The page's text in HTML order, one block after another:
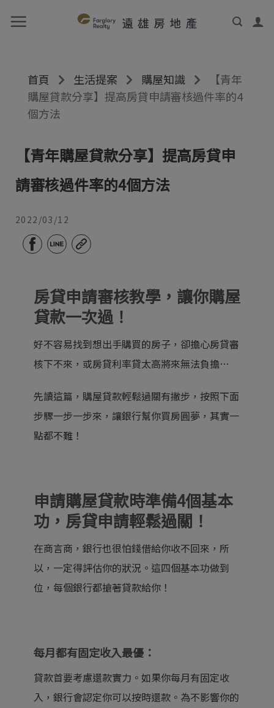
首頁 生活提案 購屋知識
【青年
購屋貸款分享】提高房貸申請審核過件率的4
個方法
【青年購屋貸款分享】提高房貸申
請審核過件率的4個方法
2022/03/12
房貸申請審核教學，讓你購屋
貸款一次過！
好不容易找到想出手購買的房子，卻擔心房貸審
核下不來，或房貸利率貸太高將來無法負擔…
先讀這篇，購屋貸款輕鬆過關有撇步，按照下面
步驟一步一步來，讓銀行幫你買房圓夢，其實一
點都不難！
申請購屋貸款時準備4個基本
功，房貸申請輕鬆過關！
在商言商，銀行也很怕錢借給你收不回來，所
以，一定得評估你的狀況。這四個基本功做到
位，每個銀行都搶著貸款給你！
每月都有固定收入最優：
貸款首要考慮還款實力。如果你每月有固定收
入，銀行會認定你可以按時還款。為不影響你的